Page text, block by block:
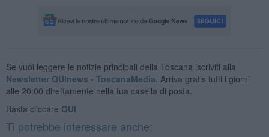
Se vuoi leggere le notizie principali della Toscana iscriviti alla
Newsletter QUInews - ToscanaMedia. Arriva gratis tutti i giorni
alle 20:00 direttamente nella tua casella di posta.
Basta cliccare QUI
Ti potrebbe interessare anche: